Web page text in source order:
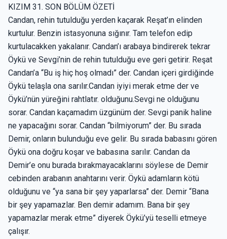
KIZIM 31. SON BÖLÜM ÖZETİ
Candan, rehin tutulduğu yerden kaçarak Reşat’ın elinden
kurtulur. Benzin istasyonuna sığınır. Tam telefon edip
kurtulacakken yakalanır. Candan’ı arabaya bindirerek tekrar
Öykü ve Sevgi’nin de rehin tutulduğu eve geri getirir. Reşat
Candan’a “Bu iş hiç hoş olmadı” der. Candan içeri girdiğinde
Öykü telaşla ona sarılır.Candan iyiyi merak etme der ve
Öykü’nün yüreğini rahtlatır. olduğunu.Sevgi ne olduğunu
sorar. Candan kaçamadım üzgünüm der. Sevgi panik haline
ne yapacağını sorar. Candan “bilmiyorum” der. Bu sırada
Demir, onların bulunduğu eve gelir. Bu sırada babasını gören
Öykü ona doğru koşar ve babasına sarılır. Candan da
Demir’e onu burada bırakmayacaklarını söylese de Demir
cebinden arabanın anahtarını verir. Öykü adamların kötü
olduğunu ve “ya sana bir şey yaparlarsa” der. Demir “Bana
bir şey yapamazlar. Ben demir adamım. Bana bir şey
yapamazlar merak etme” diyerek Öykü’yü teselli etmeye
çalışır.